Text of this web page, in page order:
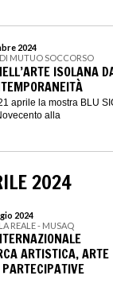
2024
DI MUTUO SOCCORSO
ISOLANA
aprile la mostra BLU
alla
2024
2024
REALE - MUSAQ
ARTISTICA, ARTE